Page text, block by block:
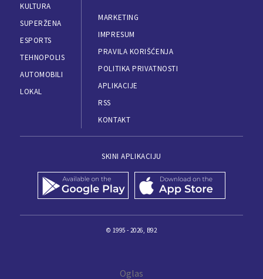
KULTURA
SUPERŽENA
ESPORTS
TEHNOPOLIS
AUTOMOBILI
LOKAL
MARKETING
IMPRESUM
PRAVILA KORIŠĆENJA
POLITIKA PRIVATNOSTI
APLIKACIJE
RSS
KONTAKT
SKINI APLIKACIJU
© 1995 - 2026, B92